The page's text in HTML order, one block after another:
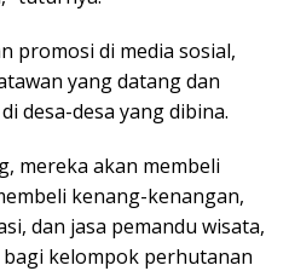
promosi di media sosial,
yang datang dan
desa-desa yang dibina.
mereka akan membeli
kenang-kenangan,
dan jasa pemandu wisata,
kelompok perhutanan